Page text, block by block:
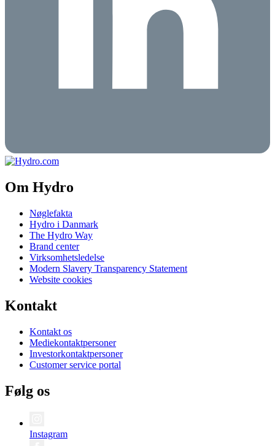
Om Hydro
Nøglefakta
Hydro i Danmark
The Hydro Way
Brand center
Virksomhetsledelse
Modern Slavery Transparency Statement
Website cookies
Kontakt
Kontakt os
Mediekontaktpersoner
Investorkontaktpersoner
Customer service portal
Følg os
Instagram